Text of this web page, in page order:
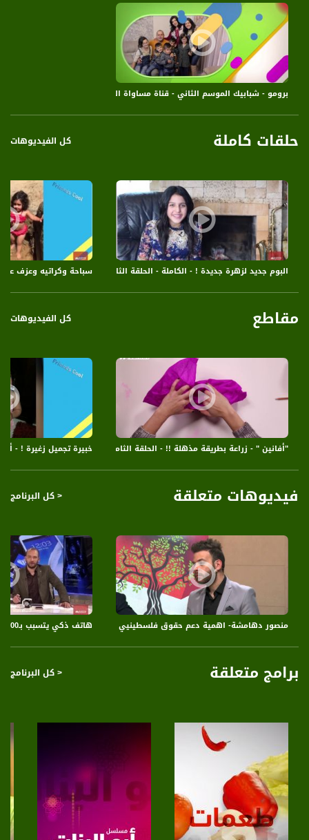
برومو - شبابيك الموسم الثاني - قناة مساواة الفضائية - Musawa Channel
حلقات كاملة كل الفيديوهات
سباحة وكراتيه وعزف
البوم جديد لزهرة جديدة ! - الكاملة - الحلقة الثامنة - شبابيك الموسم الثاني -
مقاطع كل الفيديوهات
خبيرة تجميل زغيرة ! -"أفانين " - زراعة بطريقة مذهلة !! - الحلقة الثامنة - شبابيك 2 - قناة مساواة الفضائية
فيديوهات متعلقة < كل البرنامج
هاتف ذكي يتسبب بـ500 ثقب في قرنية عين فتاة تايوانية،صباحنا غير،25-2-2019،قناة مساواة الفضائية
منصور دهامشة- اهمية دعم حقوق فلسطينيي الداخل- اليوم العالمي لدعم
برامج متعلقة < كل البرنامج